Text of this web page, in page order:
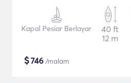
Kapal Pesiar Berlayar
40 ft
12 m
$746 /malam